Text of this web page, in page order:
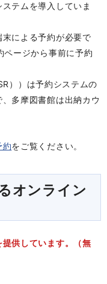
テムを導入していま
による予約が必要で
ページから事前に予約
））は予約システムの
多摩図書館は出納カウ
約をご覧ください。
オンライン
供しています。（無